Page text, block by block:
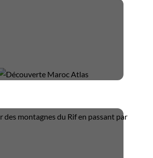
montagnes du Rif en passant par